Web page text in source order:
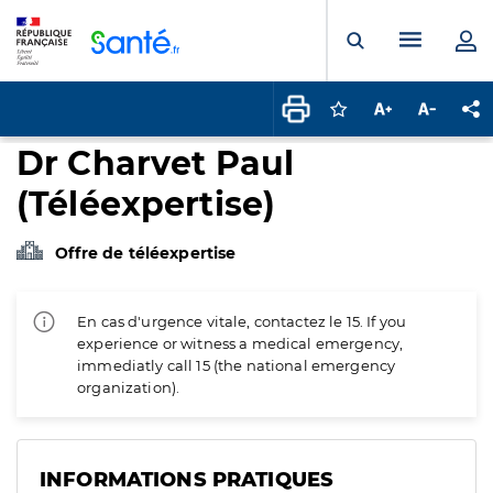
Ouvrir laMenu
Connectez-vous
Augmenter la
Dr Charvet Paul
(Téléexpertise)
Offre de téléexpertise
En cas d'urgence vitale, contactez le 15. If you
experience or witness a medical emergency,
immediatly call 15 (the national emergency
organization).
INFORMATIONS PRATIQUES